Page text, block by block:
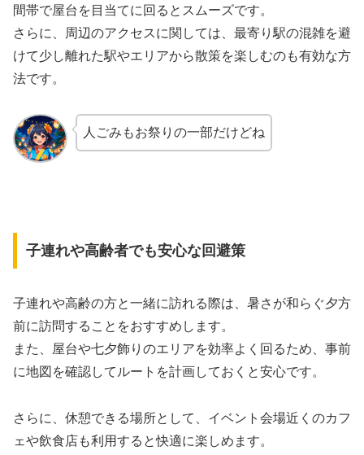
間帯で屋台を目当てに回るとスムーズです。
さらに、周辺のアクセスに関しては、最寄り駅の混雑を避
けて少し離れた駅やエリアから散策を楽しむのも有効な方
法です。
人ごみもお祭りの一部だけどね
子連れや高齢者でも安心な回避策
子連れや高齢の方と一緒に訪れる際は、暑さが和らぐ夕方
前に訪問することをおすすめします。
また、屋台や七夕飾りのエリアを効率よく回るため、事前
に地図を確認してルートを計画しておくと安心です。
さらに、休憩できる場所として、イベント会場近くのカフ
ェや飲食店も利用すると快適に楽しめます。